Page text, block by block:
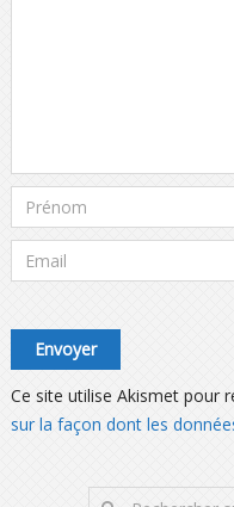
Ce site utilise Akismet pour
sur la façon dont les